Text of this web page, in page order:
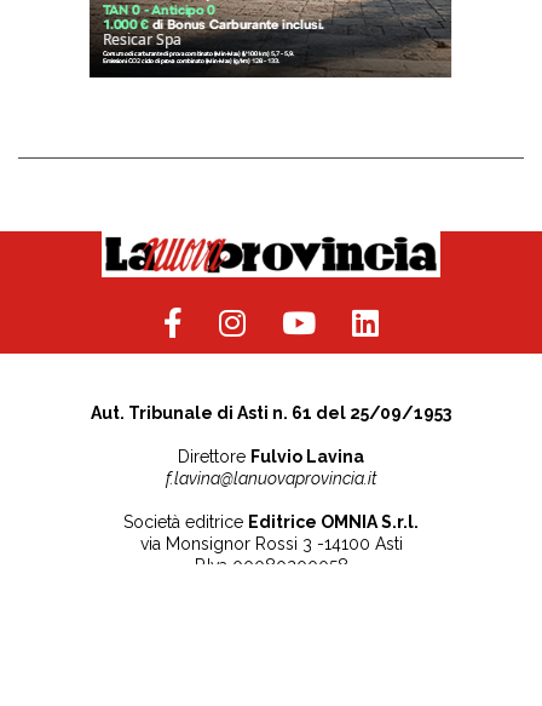
Aut. Tribunale di Asti n. 61 del 25/09/1953
Direttore Fulvio Lavina
f.lavina@lanuovaprovincia.it
Società editrice Editrice OMNIA S.r.l.
via Monsignor Rossi 3 -14100 Asti
P.Iva 00080200058